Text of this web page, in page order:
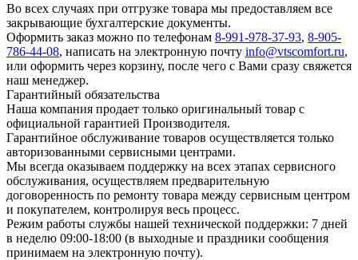
Во всех случаях при отгрузке товара мы предоставляем все
закрывающие бухгалтерские документы.
Оформить заказ можно по телефонам 8-991-978-37-93, 8-905-
786-44-08, написать на электронную почту info@vtscomfort.ru,
или оформить через корзину, после чего с Вами сразу свяжется
наш менеджер.
Гарантийный обязательства
Наша компания продает только оригинальный товар с
официальной гарантией Производителя.
Гарантийное обслуживание товаров осуществляется только
авторизованными сервисными центрами.
Мы всегда оказываем поддержку на всех этапах сервисного
обслуживания, осуществляем предварительную
договоренность по ремонту товара между сервисным центром
и покупателем, контролируя весь процесс.
Режим работы службы нашей технической поддержки: 7 дней
в неделю 09:00-18:00 (в выходные и праздники сообщения
принимаем на электронную почту).